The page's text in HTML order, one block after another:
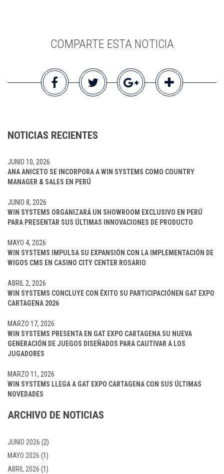
COMPARTE ESTA NOTICIA
NOTICIAS RECIENTES
ANA ANICETO SE INCORPORA A WIN SYSTEMS COMO COUNTRY
MANAGER & SALES EN PERÚ
JUNIO 10, 2026
WIN SYSTEMS ORGANIZARÁ UN SHOWROOM EXCLUSIVO EN PERÚ
PARA PRESENTAR SUS ÚLTIMAS INNOVACIONES DE PRODUCTO
JUNIO 8, 2026
WIN SYSTEMS IMPULSA SU EXPANSIÓN CON LA IMPLEMENTACIÓN DE
WIGOS CMS EN CASINO CITY CENTER ROSARIO
MAYO 4, 2026
WIN SYSTEMS CONCLUYE CON ÉXITO SU PARTICIPACIÓNEN GAT EXPO
CARTAGENA 2026
ABRIL 2, 2026
WIN SYSTEMS PRESENTA EN GAT EXPO CARTAGENA SU NUEVA
GENERACIÓN DE JUEGOS DISEÑADOS PARA CAUTIVAR A LOS
JUGADORES
MARZO 17, 2026
WIN SYSTEMS LLEGA A GAT EXPO CARTAGENA CON SUS ÚLTIMAS
NOVEDADES
MARZO 11, 2026
ARCHIVO DE NOTICIAS
JUNIO 2026 (2)
MAYO 2026 (1)
ABRIL 2026 (1)